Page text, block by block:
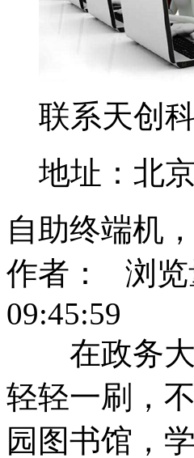
联系天创
地址：北
自助终端机
作者： 浏览
09:45:59
在政务大
轻轻一刷，
园图书馆，